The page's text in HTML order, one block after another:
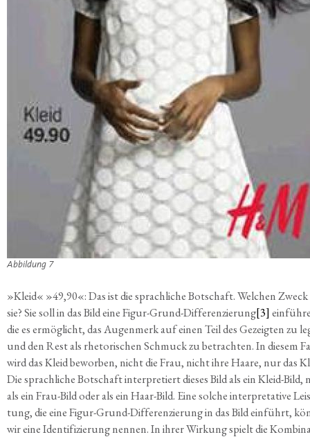
Abbil­dun­g 7
»Kleid« »49,90«: Das ist die sprach­li­che Bot­schaft. Wel­chen
sie? Sie soll in das Bild eine Figur-Grund-Dif­fe­ren­zie­rung[3]
die es ermög­licht, das Augen­merk auf einen Teil des Gezeig­ten zu
und den Rest als rhe­to­ri­schen Schmuck zu betrach­ten. In die­sem
wird das Kleid bewor­ben, nicht die Frau, nicht ihre Haa­re, nur das
Die sprach­li­che Bot­schaft inter­pre­tiert die­ses Bild als ein Kleid-Bild,
als ein Frau-Bild oder als ein Haar-Bild. Eine sol­che inter­pre­ta­ti­ve
tung, die eine Figur-Grund-Dif­fe­ren­zie­rung in das Bild ein­führt,
wir eine Iden­ti­fi­zie­rung nen­nen. In ihrer Wir­kung spielt die